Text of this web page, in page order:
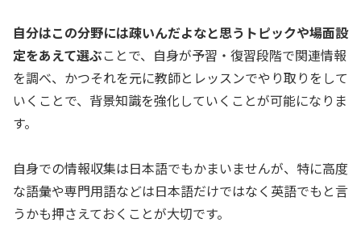
自分はこの分野には疎いんだよなと思うトピックや場面設
定をあえて選ぶことで、自身が予習・復習段階で関連情報
を調べ、かつそれを元に教師とレッスンでやり取りをして
いくことで、背景知識を強化していくことが可能になりま
す。
自身での情報収集は日本語でもかまいませんが、特に高度
な語彙や専門用語などは日本語だけではなく英語でもと言
うかも押さえておくことが大切です。